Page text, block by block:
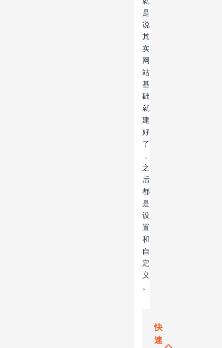
是
说
其
实
网
站
基
础
就
建
好
了
，
之
后
都
是
设
置
和
自
定
义
。
快
速